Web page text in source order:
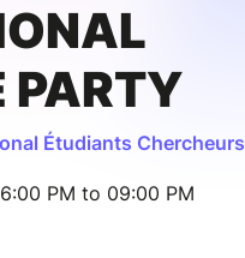
PARTY
Étudiants Chercheurs
PM to 09:00 PM